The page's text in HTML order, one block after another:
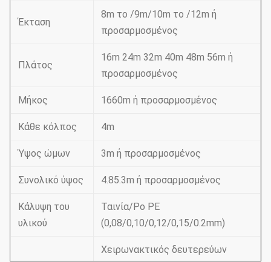
Έκταση
8m το /9m/10m το /12m ή
προσαρμοσμένος
Πλάτος
16m 24m 32m 40m 48m 56m ή
προσαρμοσμένος
Μήκος 1660m ή προσαρμοσμένος
Κάθε κόλπος 4m
Ύψος ώμων 3m ή προσαρμοσμένος
Συνολικό ύψος 4.85.3m ή προσαρμοσμένος
Κάλυψη του
υλικού
Ταινία/Po PE
(0,08/0,10/0,12/0,15/0.2mm)
Χειρωνακτικός δευτερεύων